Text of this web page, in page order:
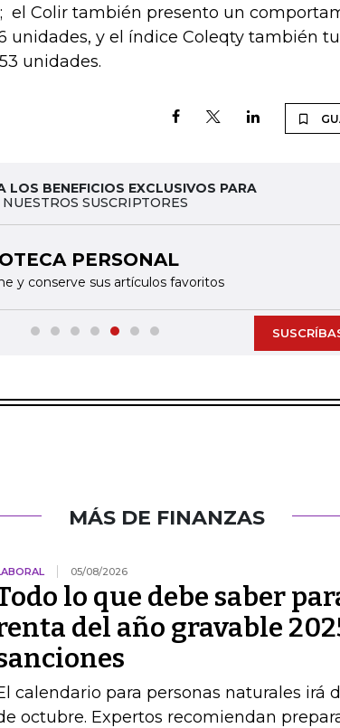
el Colir también presento un
unidades, y el índice Coleqty también
unidades.
LOS BENEFICIOS EXCLUSIVOS PARA
NUESTROS SUSCRIPTORES
PERSONAL
y conserve sus artículos favoritos
MÁS DE FINANZAS
05/08/2026
lo que debe saber
del año gravable
calendario para personas naturales irá
octubre. Expertos recomiendan